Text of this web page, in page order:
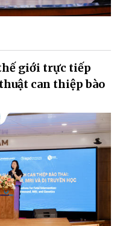
giới trực tiếp
can thiệp bào